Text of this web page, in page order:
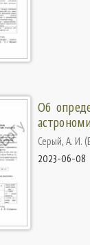
Об
Серый, А. И. (
2023-06-08